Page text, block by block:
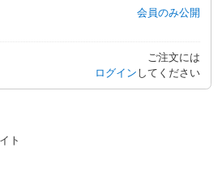
会員のみ公開
ご注文には
ログイン してください
ト